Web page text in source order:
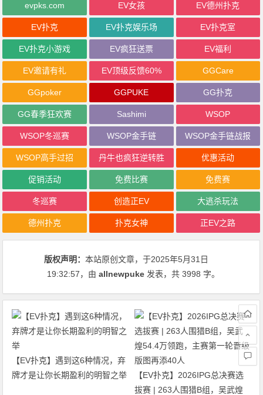
evpks.com EV女孩 EV德州扑克
EV扑克 EV扑克娱乐场 EV扑克室
EV扑克小游戏 EV疯狂送票 EV福利
EV邀请有礼 EV顶级反馈60% GGCare
GGpoker GGPUKE GG扑克
GG春季狂欢赛 Sashimi WSOP
WSOP冬巡赛 WSOP金手链 WSOP金手链战报
WSOP高手过招 丹牛也疯狂逆转胜 优惠活动
促销活动 免费比赛 免费赛
冬巡赛 创造正EV 大逃杀玩法
德州扑克 扑克女神 正EV之路
版权声明：本站原创文章，于2025年5月31日
19:32:57，由allnewpuke 发表，共 3998 字。
【EV扑克】遇到这6种情况，弃
牌才是让你长期盈利的明智之举
【EV扑克】2026IPG总决赛选
拔赛 | 263人围猎B组，吴武煌